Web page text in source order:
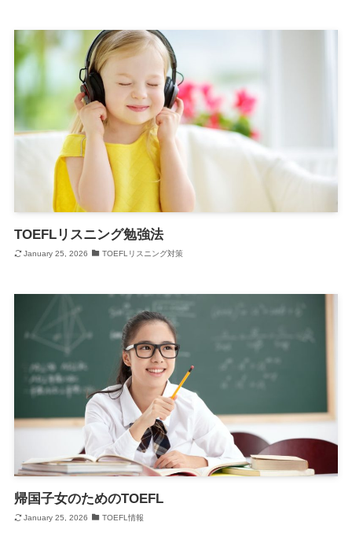
TOEFLリスニング勉強法
January 25, 2026 TOEFLリスニング対策
帰国子女のためのTOEFL
January 25, 2026 TOEFL情報